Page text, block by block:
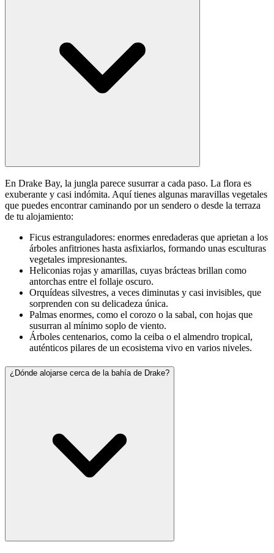
En Drake Bay, la jungla parece susurrar a cada paso. La flora es
exuberante y casi indómita. Aquí tienes algunas maravillas vegetales
que puedes encontrar caminando por un sendero o desde la terraza
de tu alojamiento:
Ficus estranguladores: enormes enredaderas que aprietan a los
árboles anfitriones hasta asfixiarlos, formando unas esculturas
vegetales impresionantes.
Heliconias rojas y amarillas, cuyas brácteas brillan como
antorchas entre el follaje oscuro.
Orquídeas silvestres, a veces diminutas y casi invisibles, que
sorprenden con su delicadeza única.
Palmas enormes, como el corozo o la sabal, con hojas que
susurran al mínimo soplo de viento.
Árboles centenarios, como la ceiba o el almendro tropical,
auténticos pilares de un ecosistema vivo en varios niveles.
¿Dónde alojarse cerca de la bahía de Drake?